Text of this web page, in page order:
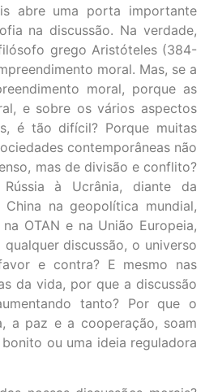
abre uma porta importante
na discussão. Na verdade,
grego Aristóteles (384-
moral. Mas, se a
moral, porque as
e sobre os vários aspectos
é tão difícil? Porque muitas
contemporâneas não
mas de divisão e conflito?
à Ucrânia, diante da
na geopolítica mundial,
OTAN e na União Europeia,
discussão, o universo
e contra? E mesmo nas
da vida, por que a discussão
tanto? Por que o
a paz e a cooperação, soam
ou uma ideia reguladora